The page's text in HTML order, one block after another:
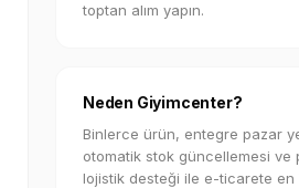
toptan alım yapın.
Neden Giyimcenter?
Binlerce ürün, entegre pazar
otomatik stok güncellemesi ve
lojistik desteği ile e-ticarete en